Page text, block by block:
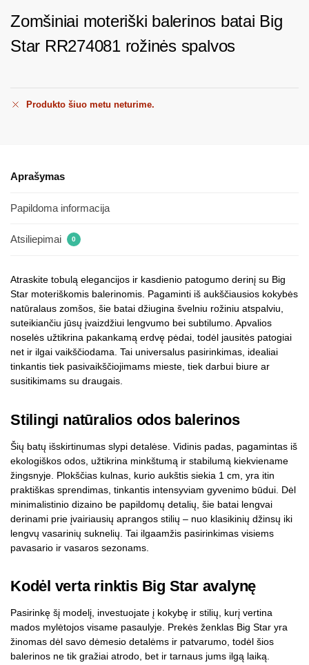
Zomšiniai moteriški balerinos batai Big
Star RR274081 rožinės spalvos
Produkto šiuo metu neturime.
Aprašymas
Papildoma informacija
Atsiliepimai 0
Atraskite tobulą elegancijos ir kasdienio patogumo derinį su Big
Star moteriškomis balerinomis. Pagaminti iš aukščiausios kokybės
natūralaus zomšos, šie batai džiugina švelniu rožiniu atspalviu,
suteikiančiu jūsų įvaizdžiui lengvumo bei subtilumo. Apvalios
noselės užtikrina pakankamą erdvę pėdai, todėl jausitės patogiai
net ir ilgai vaikščiodama. Tai universalus pasirinkimas, idealiai
tinkantis tiek pasivaikščiojimams mieste, tiek darbui biure ar
susitikimams su draugais.
Stilingi natūralios odos balerinos
Šių batų išskirtinumas slypi detalėse. Vidinis padas, pagamintas iš
ekologiškos odos, užtikrina minkštumą ir stabilumą kiekviename
žingsnyje. Plokščias kulnas, kurio aukštis siekia 1 cm, yra itin
praktiškas sprendimas, tinkantis intensyviam gyvenimo būdui. Dėl
minimalistinio dizaino be papildomų detalių, šie batai lengvai
derinami prie įvairiausių aprangos stilių – nuo klasikinių džinsų iki
lengvų vasarinių suknelių. Tai ilgaamžis pasirinkimas visiems
pavasario ir vasaros sezonams.
Kodėl verta rinktis Big Star avalynę
Pasirinkę šį modelį, investuojate į kokybę ir stilių, kurį vertina
mados mylėtojos visame pasaulyje. Prekės ženklas Big Star yra
žinomas dėl savo dėmesio detalėms ir patvarumo, todėl šios
balerinos ne tik gražiai atrodo, bet ir tarnaus jums ilgą laiką.